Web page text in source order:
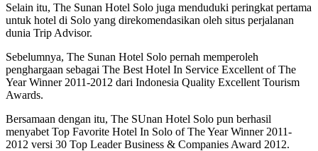
Selain itu, The Sunan Hotel Solo juga menduduki peringkat pertama
untuk hotel di Solo yang direkomendasikan oleh situs perjalanan
dunia Trip Advisor.
Sebelumnya, The Sunan Hotel Solo pernah memperoleh
penghargaan sebagai The Best Hotel In Service Excellent of The
Year Winner 2011-2012 dari Indonesia Quality Excellent Tourism
Awards.
Bersamaan dengan itu, The SUnan Hotel Solo pun berhasil
menyabet Top Favorite Hotel In Solo of The Year Winner 2011-
2012 versi 30 Top Leader Business & Companies Award 2012.